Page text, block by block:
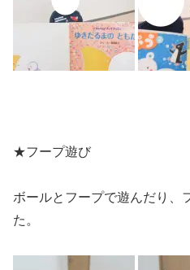
★フープ遊び
ボールとフープで遊んだり、
た。